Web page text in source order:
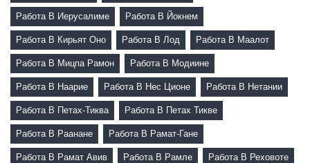
Работа В Иерусалиме Работа В Йокнем
Работа В Кирьят Оно Работа В Лод Работа В Маалот
Работа В Мицпа Рамон Работа В Модиине
Работа В Наарие Работа В Нес Ционе Работа В Нетании
Работа В Петах-Тиква Работа В Петах Тикве
Работа В Раанане Работа В Рамат-Гане
Работа В Рамат Авив Работа В Рамле Работа В Реховоте